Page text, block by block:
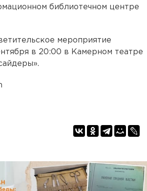
библиотечном центре
мероприятие
в 20:00 в Камерном театре